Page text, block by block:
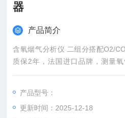
器
产品简介
含氧烟气分析仪 二组分搭配O2/
质保2年，法国进口品牌，测量氧
单，参数：氧气、一氧化碳、二
过无线功能连接智能手机 App, 可
用于冷凝壁挂炉及小型燃烧设备的
产品型号：
更新时间：2025-12-18